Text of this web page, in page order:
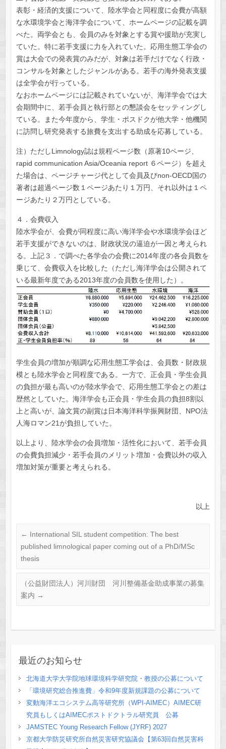
表彰・経済的支援について、陸水学会と同程度に会費が高額
な水環境学会と海洋学会について、ホームページの記載を調
べた。両学会とも、会員のみを対象とする賞や援助が充実し
ていた。特に若手支援に力を入れていた。応用生態工学会の
賞は大会での発表賞のみだが、対象は若手だけでなく行政・
コンサルを対象としたジャンルがある。若手の海外発表支援
は全学会が行っている。
なおホームページには記載されていないが、海洋学会では大
会期間中に、若手会員と執行部との懇談会をセッティングし
ている。また今年度から、学生・ポスドクが他大学・他機関
に訪問し研究発表する旅費を支出する助成を応募している。
注）ただしLimnology誌は規程ページ数（原著10ページ、
rapid communication Asia/Oceania report ６ページ）を超え
た場合は、ページチャージ代として会員及びnon-OECD国の
著者は超過ページ数１ページあたり１万円、それ以外は１ペ
ージあたり２万円としている。
４．会費収入
陸水学会が、会費が同程度に高い海洋学会や水環境学会ほど
若手支援ができないのは、財政状況の逼迫が一因と考えられ
る。上記３．で調べた各学会の会費に2014年度の各会員数を
乗じて、会費収入を比較した（ただし海洋学会は公開されて
いる最新年度である2013年度の会員数を使用した）。
学生会員の増加が順調な応用生態工学会は、会員数・財政規
模とも陸水学会と同程度である。一方で、正会員・学生会員
の負担が最も高いのが陸水学会で、応用生態工学会との差は
歴然としていた。海洋学会も正会員・学生会員の負担8割以
上と高いが、論文賞の副賞は日本海洋科学振興財団、NPO法
人海ロマン21が負担していた。
以上より、陸水学会の会員増加・活性化において、若手会員
の会費負担減少・若手会員のメリット増加・会費以外の収入
増加対策が重要と考えられる。
以上
← International SIL student competition: The best
published limnological paper coming out of a PhD/MSc
thesis
（公益財団法人）河川財団 河川整備基金助成事業の募集
案内 →
最近のお知らせ
北海道大学大学院地球環境科学研究院・教授の公募について
「環境研究総合推進費」令和9年度新規課題の公募について
変動海洋エコシステム高等研究所（WPI-AIMEC）AIMEC研
究員もしくはAIMECポストドクトラル研究員 公募
JAMSTEC Young Research Fellow (JYRF) 2027
京都大学防災研究所自然災害研究協議会【第63回自然災害科